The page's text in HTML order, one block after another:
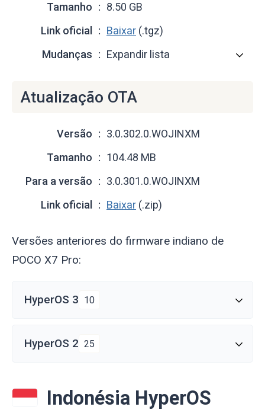
Tamanho
8.50 GB
Link oficial
Baixar (.tgz)
Mudanças
Expandir lista
Atualização OTA
Versão
3.0.302.0.WOJINXM
Tamanho
104.48 MB
Para a versão
3.0.301.0.WOJINXM
Link oficial
Baixar (.zip)
Versões anteriores do firmware indiano de
POCO X7 Pro:
HyperOS 3 10
HyperOS 2 25
Indonésia HyperOS